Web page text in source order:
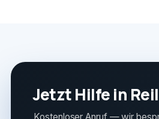
Jetzt Hilfe in